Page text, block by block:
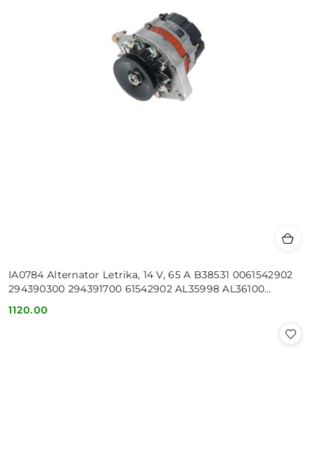
IA0784 Alternator Letrika, 14 V, 65 A B38531 0061542902
294390300 294391700 61542902 AL35998 AL36100
Cena:
1120.00